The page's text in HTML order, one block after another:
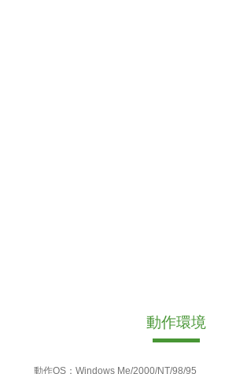
動作環境
動作OS：Windows Me/2000/NT/98/95